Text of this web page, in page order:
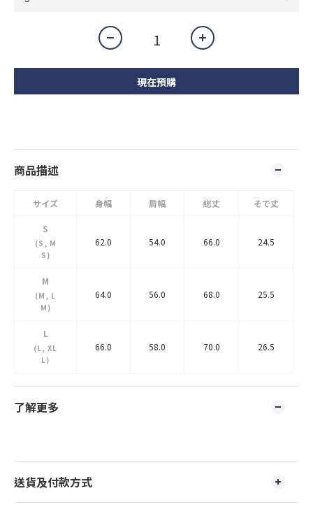
現在預購
商品描述
サイズ 身幅 肩幅 総丈 そで丈
S
(S, M
S)
62.0 54.0 66.0 24.5
M
(M, L
M)
64.0 56.0 68.0 25.5
L
(L, XL
L)
66.0 58.0 70.0 26.5
了解更多
送貨及付款方式